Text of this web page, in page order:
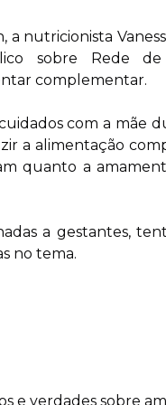
a nutricionista
sobre Rede
complementar.
com a mãe
a alimentação
quanto a
a gestantes,
no tema.
e verdades sobre